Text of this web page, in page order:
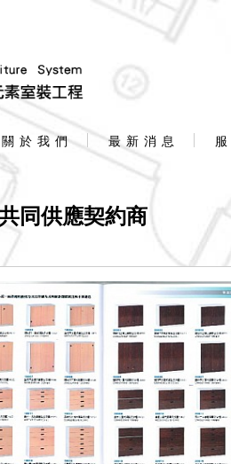
關 於 我 們 最 新 消 息
同供應契約商